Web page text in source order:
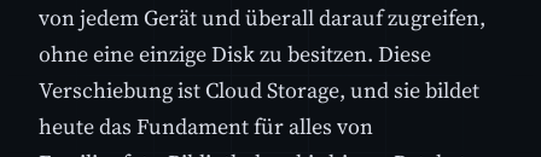
von jedem Gerät und überall darauf zugreifen,
ohne eine einzige Disk zu besitzen. Diese
Verschiebung ist Cloud Storage, und sie bildet
heute das Fundament für alles von